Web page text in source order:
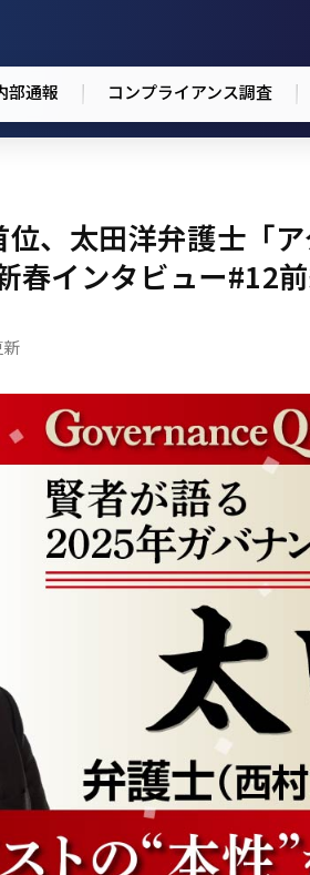
部通報 コンプライアンス調査
、太田洋弁護士「
インタビュー#12前